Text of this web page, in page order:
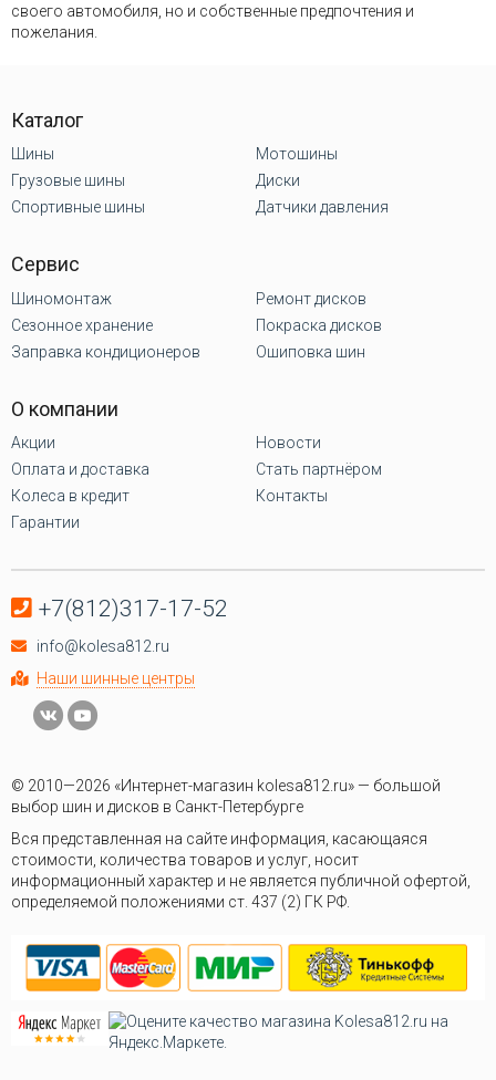
своего автомобиля, но и собственные предпочтения и
пожелания.
Каталог
Шины
Грузовые шины
Спортивные шины
Мотошины
Диски
Датчики давления
Сервис
Шиномонтаж
Сезонное хранение
Заправка кондиционеров
Ремонт дисков
Покраска дисков
Ошиповка шин
О компании
Акции
Оплата и доставка
Колеса в кредит
Гарантии
Новости
Стать партнёром
Контакты
+7(812)317-17-52
info@kolesa812.ru
Наши шинные центры
© 2010—2026 «Интернет-магазин kolesa812.ru» — большой
выбор шин и дисков в Санкт-Петербурге
Вся представленная на сайте информация, касающаяся
стоимости, количества товаров и услуг, носит
информационный характер и не является публичной офертой,
определяемой положениями ст. 437 (2) ГК РФ.